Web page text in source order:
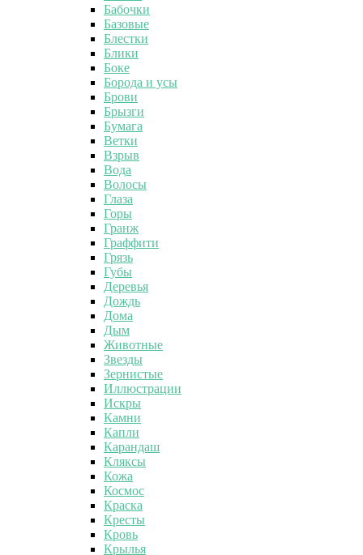
Бабочки
Базовые
Блестки
Блики
Боке
Борода и усы
Брови
Брызги
Бумага
Ветки
Взрыв
Вода
Волосы
Глаза
Горы
Гранж
Граффити
Грязь
Губы
Деревья
Дождь
Дома
Дым
Животные
Звезды
Зернистые
Иллюстрации
Искры
Камни
Капли
Карандаш
Кляксы
Кожа
Космос
Краска
Кресты
Кровь
Крылья